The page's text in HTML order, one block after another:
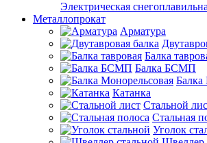
Электрическая
Металлопрокат
Арматура
Балка
Балка БСМП
Балка
Катанка
Стальной
Стальная
Уголок